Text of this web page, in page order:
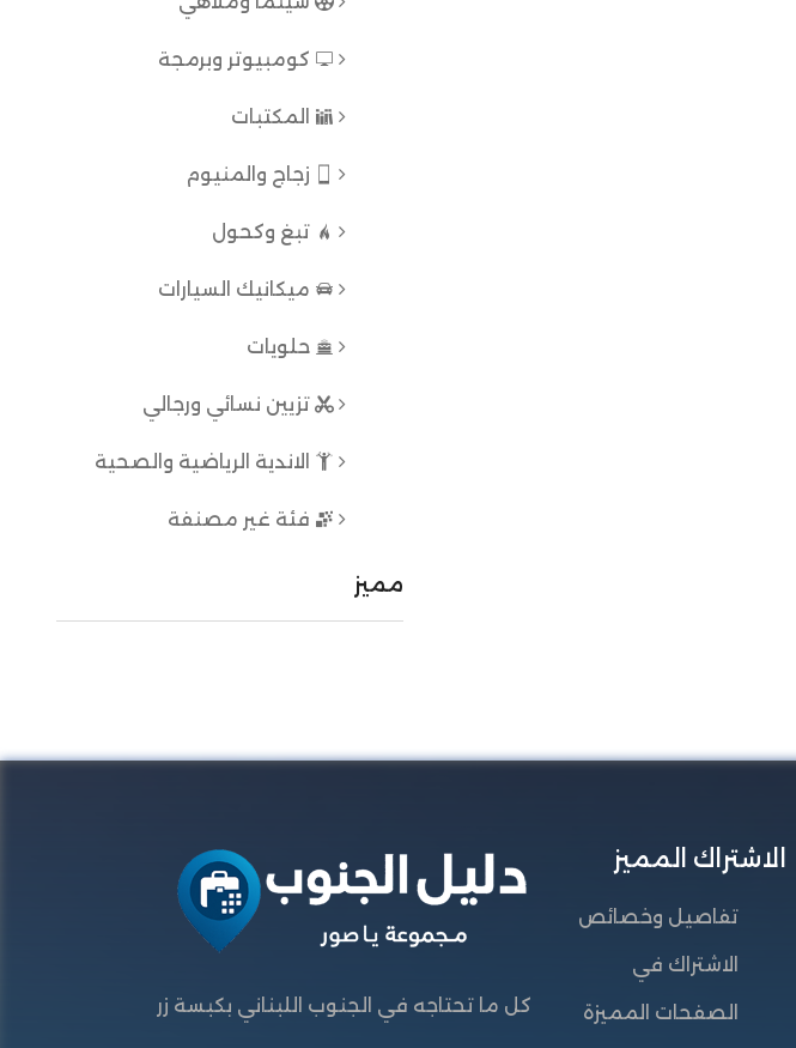
كومبيوتر وبرمجة
المكتبات
زجاج والمنيوم
تبغ وكحول
ميكانيك السيارات
حلويات
تزيين نسائي ورجالي
الاندية الرياضية والصحية
فئة غير مصنفة
مميز
الاشتراك المميز
تفاصيل وخصائص
الاشتراك في
الصفحات المميزة كل ما تحتاجه في الجنوب اللبناني بكبسة زر